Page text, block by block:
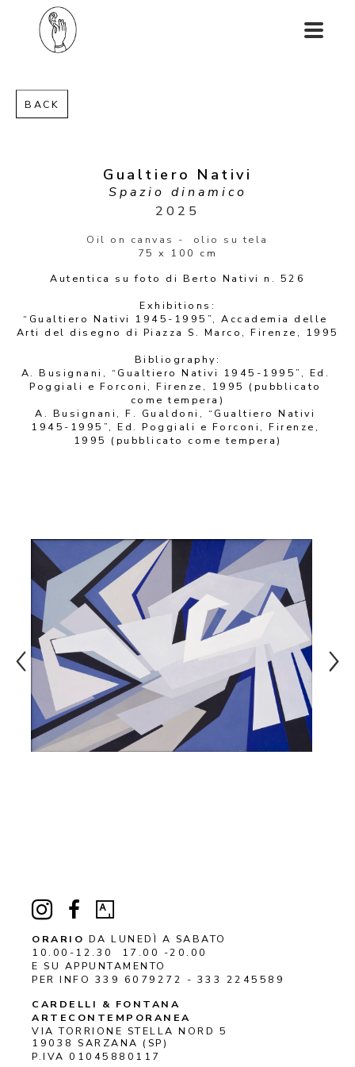
BACK
Gualtiero Nativi
Spazio dinamico
2025
Oil on canvas -  olio su tela
75 x 100 cm
Autentica su foto di Berto Nativi n. 526
Exhibitions:
“Gualtiero Nativi 1945-1995”, Accademia delle
Arti del disegno di Piazza S. Marco, Firenze, 1995
Bibliography:
A. Busignani, “Gualtiero Nativi 1945-1995”, Ed.
Poggiali e Forconi, Firenze, 1995 (pubblicato
come tempera)
A. Busignani, F. Gualdoni, “Gualtiero Nativi
1945-1995”, Ed. Poggiali e Forconi, Firenze,
1995 (pubblicato come tempera)
ORARIO DA LUNEDÌ A SABATO
10.00-12.30 17.00 -20.00
E SU APPUNTAMENTO
PER INFO 339 6079272 - 333 2245589
CARDELLI & FONTANA
ARTECONTEMPORANEA
VIA TORRIONE STELLA NORD 5
19038 SARZANA (SP)
P.IVA 01045880117